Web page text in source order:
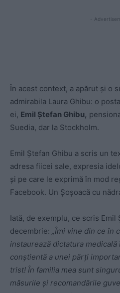
-
În acest context, a apărut și o
admirabila Laura Ghibu: o
ei, Emil Ștefan Ghibu,
Suedia, dar la Stockholm.
Emil Ștefan Ghibu a scris un
adresa fiicei sale, expresia
și pe care le exprimă în mod
Facebook. Un Șoșoacă cu
Iată, de exemplu, ce scris Emil
decembrie: „Îmi vine din ce în
instaurează dictatura
conștientă a unei părți
trist! În familia mea sunt
măsurile și recomandările